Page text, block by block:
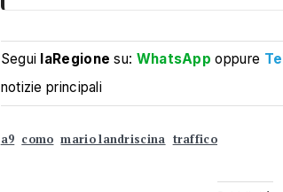
Segui laRegione su: WhatsApp oppure
notizie principali
a9 como mario landriscina traffico